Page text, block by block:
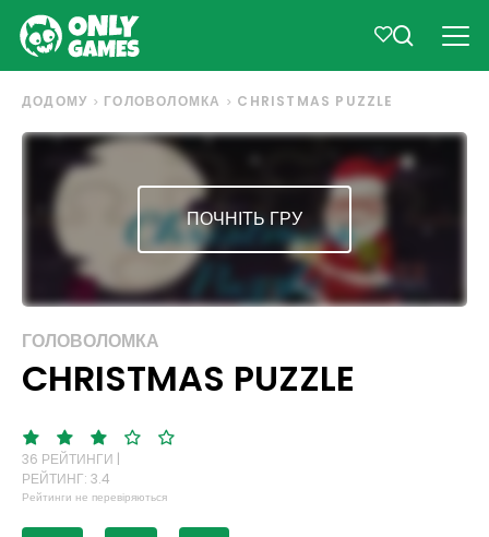
ДОДОМУ ГОЛОВОЛОМКА CHRISTMAS PUZZLE
ПОЧНІТЬ ГРУ
ГОЛОВОЛОМКА
CHRISTMAS PUZZLE
36 РЕЙТИНГИ |
РЕЙТИНГ: 3.4
Рейтинги не перевіряються